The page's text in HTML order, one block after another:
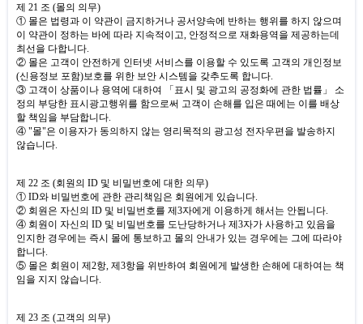
제 21 조 (몰의 의무)
① 몰은 법령과 이 약관이 금지하거나 공서양속에 반하는 행위를 하지 않으며
이 약관이 정하는 바에 따라 지속적이고
안정적으로 재화용역을 제공하는데
최선을 다합니다
② 몰은 고객이 안전하게 인터넷 서비스를 이용할 수 있도록 고객의 개인정보
(신용정보 포함)보호를 위한 보안 시스템을 갖추도록 합니다
③ 고객이 상품이나 용역에 대하여 「표시 및 광고의 공정화에 관한 법률」 소
정의 부당한 표시광고행위를 함으로써 고객이 손해를 입은 때에는 이를 배상
할 책임을 부담합니다
④ "몰"은 이용자가 동의하지 않는 영리목적의 광고성 전자우편을 발송하지
않습니다
제 22 조 (회원의 ID 및 비밀번호에 대한 의무)
① ID와 비밀번호에 관한 관리책임은 회원에게 있습니다
② 회원은 자신의 ID 및 비밀번호를 제3자에게 이용하게 해서는 안됩니다
④ 회원이 자신의 ID 및 비밀번호를 도난당하거나 제3자가 사용하고 있음을
인지한 경우에는 즉시 몰에 통보하고 몰의 안내가 있는 경우에는 그에 따라야
합니다
⑤ 몰은 회원이 제2항 제3항을 위반하여 회원에게 발생한 손해에 대하여는 책
임을 지지 않습니다
제 23 조 (고객의 의무)